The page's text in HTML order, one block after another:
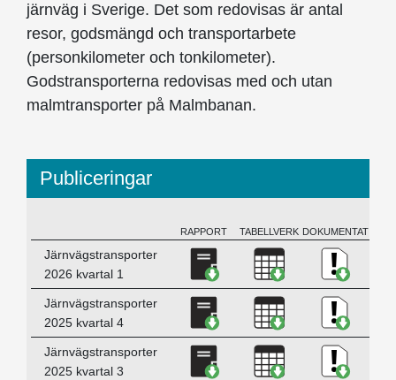
järnväg i Sverige. Det som redovisas är antal
resor, godsmängd och transportarbete
(personkilometer och tonkilometer).
Godstransporterna redovisas med och utan
malmtransporter på Malmbanan.
Publiceringar
BESKRIVNING
RAPPORT TABELLVERK DOKUMENTATION
Järnvägstransporter
2026 kvartal 1
Ladda nerLadda nerLadda
Järnvägstransporter
2025 kvartal 4
Ladda nerLadda nerLadda
Järnvägstransporter
2025 kvartal 3
Ladda nerLadda nerLadda